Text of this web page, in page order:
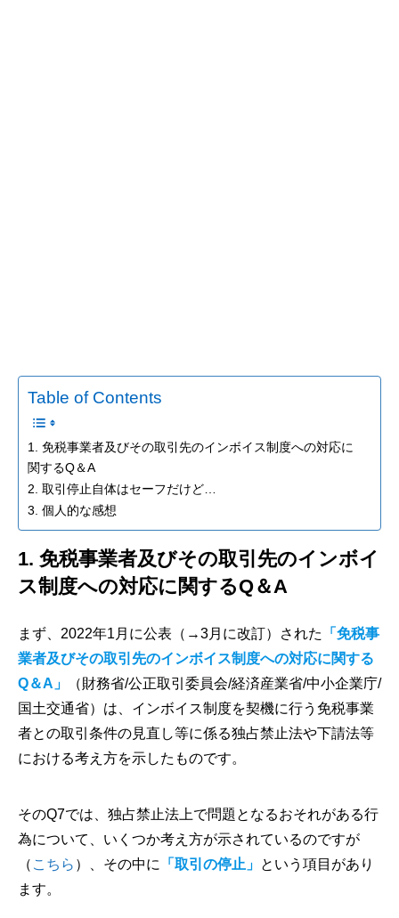
Table of Contents
1. 免税事業者及びその取引先のインボイス制度への対応に
関するQ＆A
2. 取引停止自体はセーフだけど…
3. 個人的な感想
1. 免税事業者及びその取引先のインボイ
ス制度への対応に関するQ＆A
まず、2022年1月に公表（→3月に改訂）された
「免税事
業者及びその取引先のインボイス制度への対応に関する
Q＆A」
（財務省/公正取引委員会/経済産業省/中小企業庁/
国土交通省）は、インボイス制度を契機に行う免税事業
者との取引条件の見直し等に係る独占禁止法や下請法等
における考え方を示したものです。
そのQ7では、独占禁止法上で問題となるおそれがある行
為について、いくつか考え方が示されているのですが
（ こちら ）、その中に 「取引の停止」 という項目があり
ます。